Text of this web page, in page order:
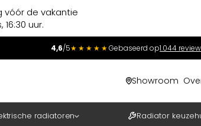
vóór de vakantie
uur.
4,6/5★★★★★Gebaseerd op1.044
Showroom
radiatoren Radiator